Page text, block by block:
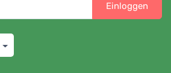
Einloggen